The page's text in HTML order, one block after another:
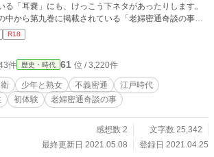
る「耳嚢」にも、けっこう下ネタがあったりします。
中から第九巻に掲載されている「老婦密通奇談の事」
お話を大胆にも「エロ小説」に翻案してみました。
話、町人達とも気さくに話し、江戸中の様々な話題を
ていた鎮衛が、人から聞いた話を書き綴ったもので、
身もこの話を一種の「笑い話」として捉えている節が
、丁稚として抱えた貧しい少
愛し、それが昂じて「密通」（不倫）したというも
われなかったというスゴい時代だったのですが、「南
行」・・・江戸の司法と行政の長、いわば「裁判官」の
R18
件 歴史・時代 61 位 / 3,220件
少年と熟女 不義密通
江戸時代
初体験 老婦密通奇談の事
感想数 2
文字数 25,342
最終更新日 2021.05.08
登録日 2021.04.25